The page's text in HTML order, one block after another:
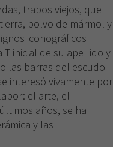
trapos viejos, que
polvo de mármol y
iconográficos
inicial de su apellido y
las barras del escudo
interesó vivamente por
el arte, el
años, se ha
y las